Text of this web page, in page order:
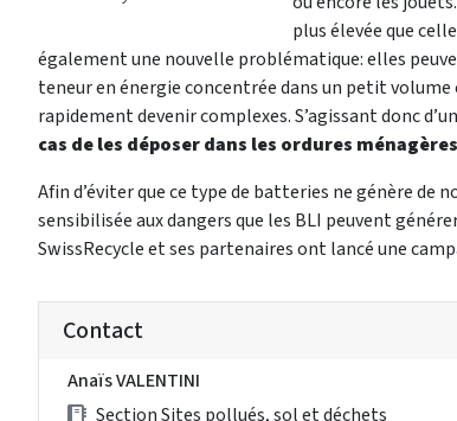
plus élevée que
également une nouvelle problématique: elles
teneur en énergie concentrée dans un petit
rapidement devenir complexes. S’agissant donc
cas de les déposer dans les ordures
Afin d’éviter que ce type de batteries ne génère
sensibilisée aux dangers que les BLI peuvent
SwissRecycle et ses partenaires ont lancé une
Contact
Anaïs VALENTINI
Section Sites pollués, sol et déchets